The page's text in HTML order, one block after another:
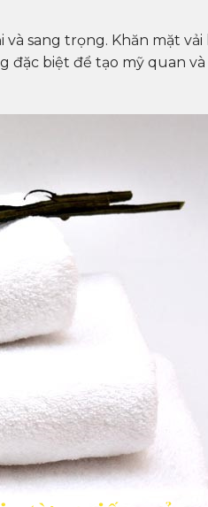
sang trọng. Khăn mặt vải
đặc biệt để tạo mỹ quan